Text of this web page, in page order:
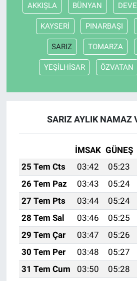
AKKIŞLA BÜNYAN
KAYSERİ PINARBAŞI
SARIZ TOMARZA
YEŞİLHİSAR ÖZVATAN
SARIZ AYLIK NAMAZ
İMSAK GÜNEŞ
25 Tem Cts
03:42 05:23
26 Tem Paz
03:43 05:24
27 Tem Pts
03:44 05:24
28 Tem Sal
03:46 05:25
29 Tem Çar
03:47 05:26
30 Tem Per
03:48 05:27
31 Tem Cum
03:50 05:28